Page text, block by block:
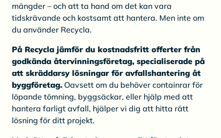
mängder – och att ta hand om det kan vara
tidskrävande och kostsamt att hantera. Men inte om
du använder Recycla.
På Recycla jämför du kostnadsfritt offerter från
godkända återvinningsföretag, specialiserade på
att skräddarsy lösningar för avfallshantering åt
byggföretag. Oavsett om du behöver containrar för
löpande tömning, byggsäckar, eller hjälp med att
hantera farligt avfall, hjälper vi dig att hitta rätt
lösning för ditt projekt.